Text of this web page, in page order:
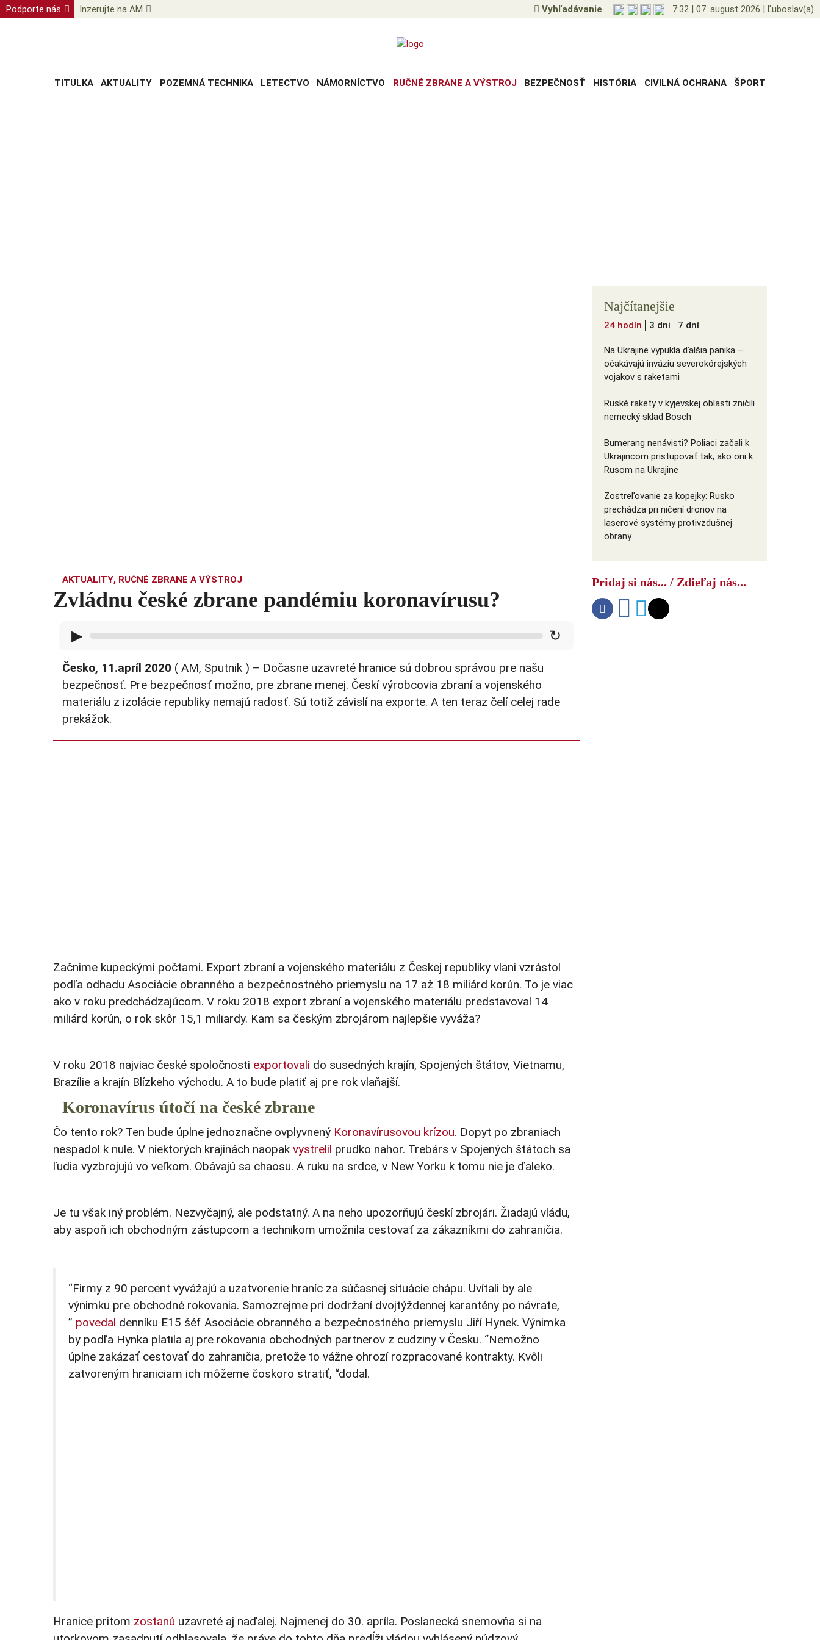
Podporte nás Inzerujte na AM Vyhľadávanie 7:32 | 07. august 2026 | Ľuboslav(a)
TITULKA AKTUALITY POZEMNÁ TECHNIKA LETECTVO NÁMORNÍCTVO RUČNÉ ZBRANE A VÝSTROJ BEZPEČNOSŤ HISTÓRIA CIVILNÁ OCHRANA ŠPORT
Najčítanejšie
24 hodín 3 dni 7 dní
Na Ukrajine vypukla ďalšia panika –
očakávajú inváziu severokórejských
vojakov s raketami
Ruské rakety v kyjevskej oblasti zničili
nemecký sklad Bosch
Bumerang nenávisti? Poliaci začali k
Ukrajincom pristupovať tak, ako oni k
Rusom na Ukrajine
Zostreľovanie za kopejky: Rusko
prechádza pri ničení dronov na
laserové systémy protivzdušnej
obrany
vysokorýchlostnou raketou
znepokojil americké námorníctvo
AKTUALITY, RUČNÉ ZBRANE A VÝSTROJ
Zvládnu české zbrane pandémiu koronavírusu?
▶ ↻
Česko, 11.apríl 2020 ( AM, Sputnik ) – Dočasne uzavreté hranice sú dobrou správou pre našu
bezpečnosť. Pre bezpečnosť možno, pre zbrane menej. Českí výrobcovia zbraní a vojenského
materiálu z izolácie republiky nemajú radosť. Sú totiž závislí na exporte. A ten teraz čelí celej rade
prekážok.
Začnime kupeckými počtami. Export zbraní a vojenského materiálu z Českej republiky vlani vzrástol
podľa odhadu Asociácie obranného a bezpečnostného priemyslu na 17 až 18 miliárd korún. To je viac
ako v roku predchádzajúcom. V roku 2018 export zbraní a vojenského materiálu predstavoval 14
miliárd korún, o rok skôr 15,1 miliardy. Kam sa českým zbrojárom najlepšie vyváža?
V roku 2018 najviac české spoločnosti exportovali do susedných krajín, Spojených štátov, Vietnamu,
Brazílie a krajín Blízkeho východu. A to bude platiť aj pre rok vlaňajší.
Koronavírus útočí na české zbrane
Čo tento rok? Ten bude úplne jednoznačne ovplyvnený Koronavírusovou krízou. Dopyt po zbraniach
nespadol k nule. V niektorých krajinách naopak vystrelil prudko nahor. Trebárs v Spojených štátoch sa
ľudia vyzbrojujú vo veľkom. Obávajú sa chaosu. A ruku na srdce, v New Yorku k tomu nie je ďaleko.
Je tu však iný problém. Nezvyčajný, ale podstatný. A na neho upozorňujú českí zbrojári. Žiadajú vládu,
aby aspoň ich obchodným zástupcom a technikom umožnila cestovať za zákazníkmi do zahraničia.
“Firmy z 90 percent vyvážajú a uzatvorenie hraníc za súčasnej situácie chápu. Uvítali by ale
výnimku pre obchodné rokovania. Samozrejme pri dodržaní dvojtýždennej karantény po návrate,
” povedal denníku E15 šéf Asociácie obranného a bezpečnostného priemyslu Jiří Hynek. Výnimka
by podľa Hynka platila aj pre rokovania obchodných partnerov z cudziny v Česku. “Nemožno
úplne zakázať cestovať do zahraničia, pretože to vážne ohrozí rozpracované kontrakty. Kvôli
zatvoreným hraniciam ich môžeme čoskoro stratiť, “dodal.
Hranice pritom zostanú uzavreté aj naďalej. Najmenej do 30. apríla. Poslanecká snemovňa si na
Pridaj si nás... / Zdieľaj nás...